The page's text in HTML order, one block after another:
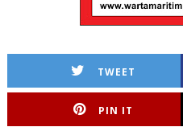
TWEET
PIN IT